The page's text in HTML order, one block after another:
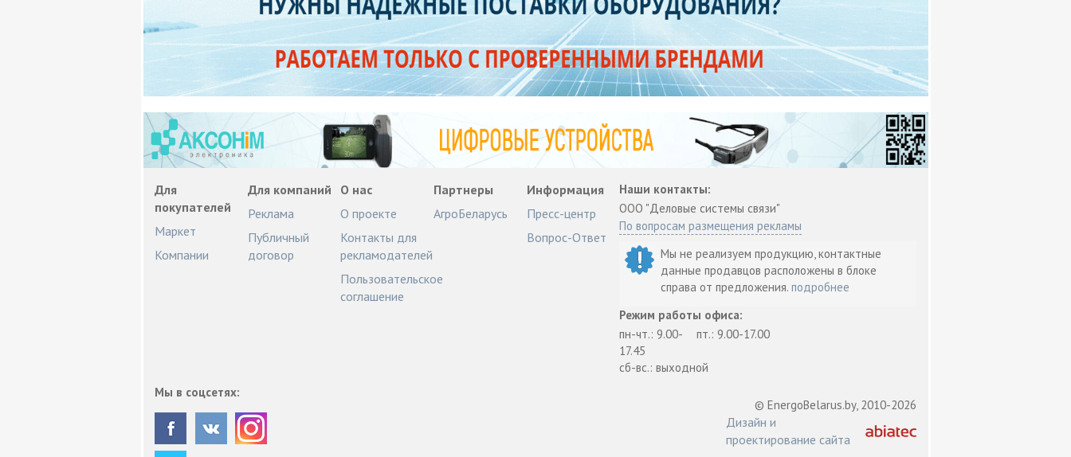
Для
покупателей
Маркет
Компании
Для компаний
Реклама
Публичный
договор
О нас
О проекте
Контакты для
рекламодателей
Пользовательское
соглашение
Партнеры
АгроБеларусь
Информация
Пресс-центр
Вопрос-Ответ
Наши контакты:
ООО "Деловые системы связи"
По вопросам размещения рекламы
Мы не реализуем продукцию, контактные
данные продавцов расположены в блоке
справа от предложения.подробнее
Режим работы офиса:
пн-чт.: 9.00-
17.45
пт.: 9.00-17.00
сб-вс.: выходной
Мы в соцсетях:
© EnergoBelarus.by, 2010-2026
Дизайн и
проектирование сайта